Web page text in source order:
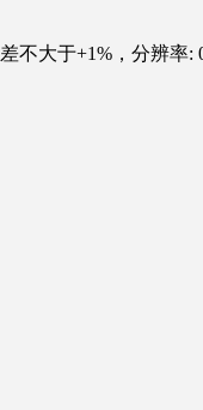
不大于+1%，分辨率: